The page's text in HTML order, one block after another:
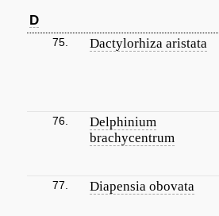
D
75. Dactylorhiza aristata
76.
Delphinium
brachycentrum
77. Diapensia obovata